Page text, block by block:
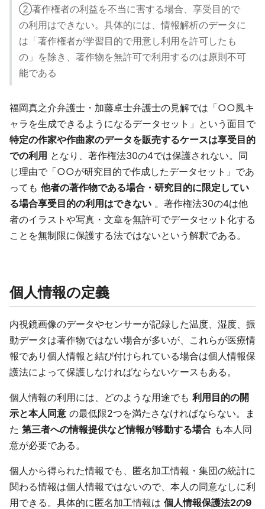
②著作権者の利益を不当に害する場合、享受目的で
の利用はできない。具体的には、情報解析のデータに
は「著作権者が学習目的で用意し利用を許可したも
の」を除き、著作物を無許可で利用するのは原則不可
能である
福岡真之介弁護士・加藤卓士弁護士の見解では「○○風キ
ャラを生成できるようになるデータセット」という面目で
特定の作家や作曲家のデータを販売するケースは享受目的
での利用 となり、著作権法30の4では保護されない。同
じ理由で「○○が研究目的で作成したデータセット」であ
っても 他者の著作物である場合・研究目的に限定してい
る場合享受目的の利用はできない 。著作権法30の4は他
者のイラストや写真・文章を無許可でデータセット化する
ことを無制限に保護する法ではないという解釈である。
個人情報の定義
内視鏡画像のデータやセンサーが記録した温度、湿度、振
動データは著作物ではない場合が多いが、これらが医療情
報であり個人情報と結び付けられている場合は個人情報保
護法によって保護しなければならないケースもある。
個人情報の利用には、どのような用途でも 利用目的の開
示と本人同意 の最低限2つを満たさなければならない。ま
た 第三者への情報提供など情報が移動する場合 も本人同
意が必要である。
個人から得られた情報でも、匿名加工情報・集団の統計に
関わる情報は個人情報ではないので、本人の同意なしに利
用できる。具体的に匿名加工情報は 個人情報保護法2の9